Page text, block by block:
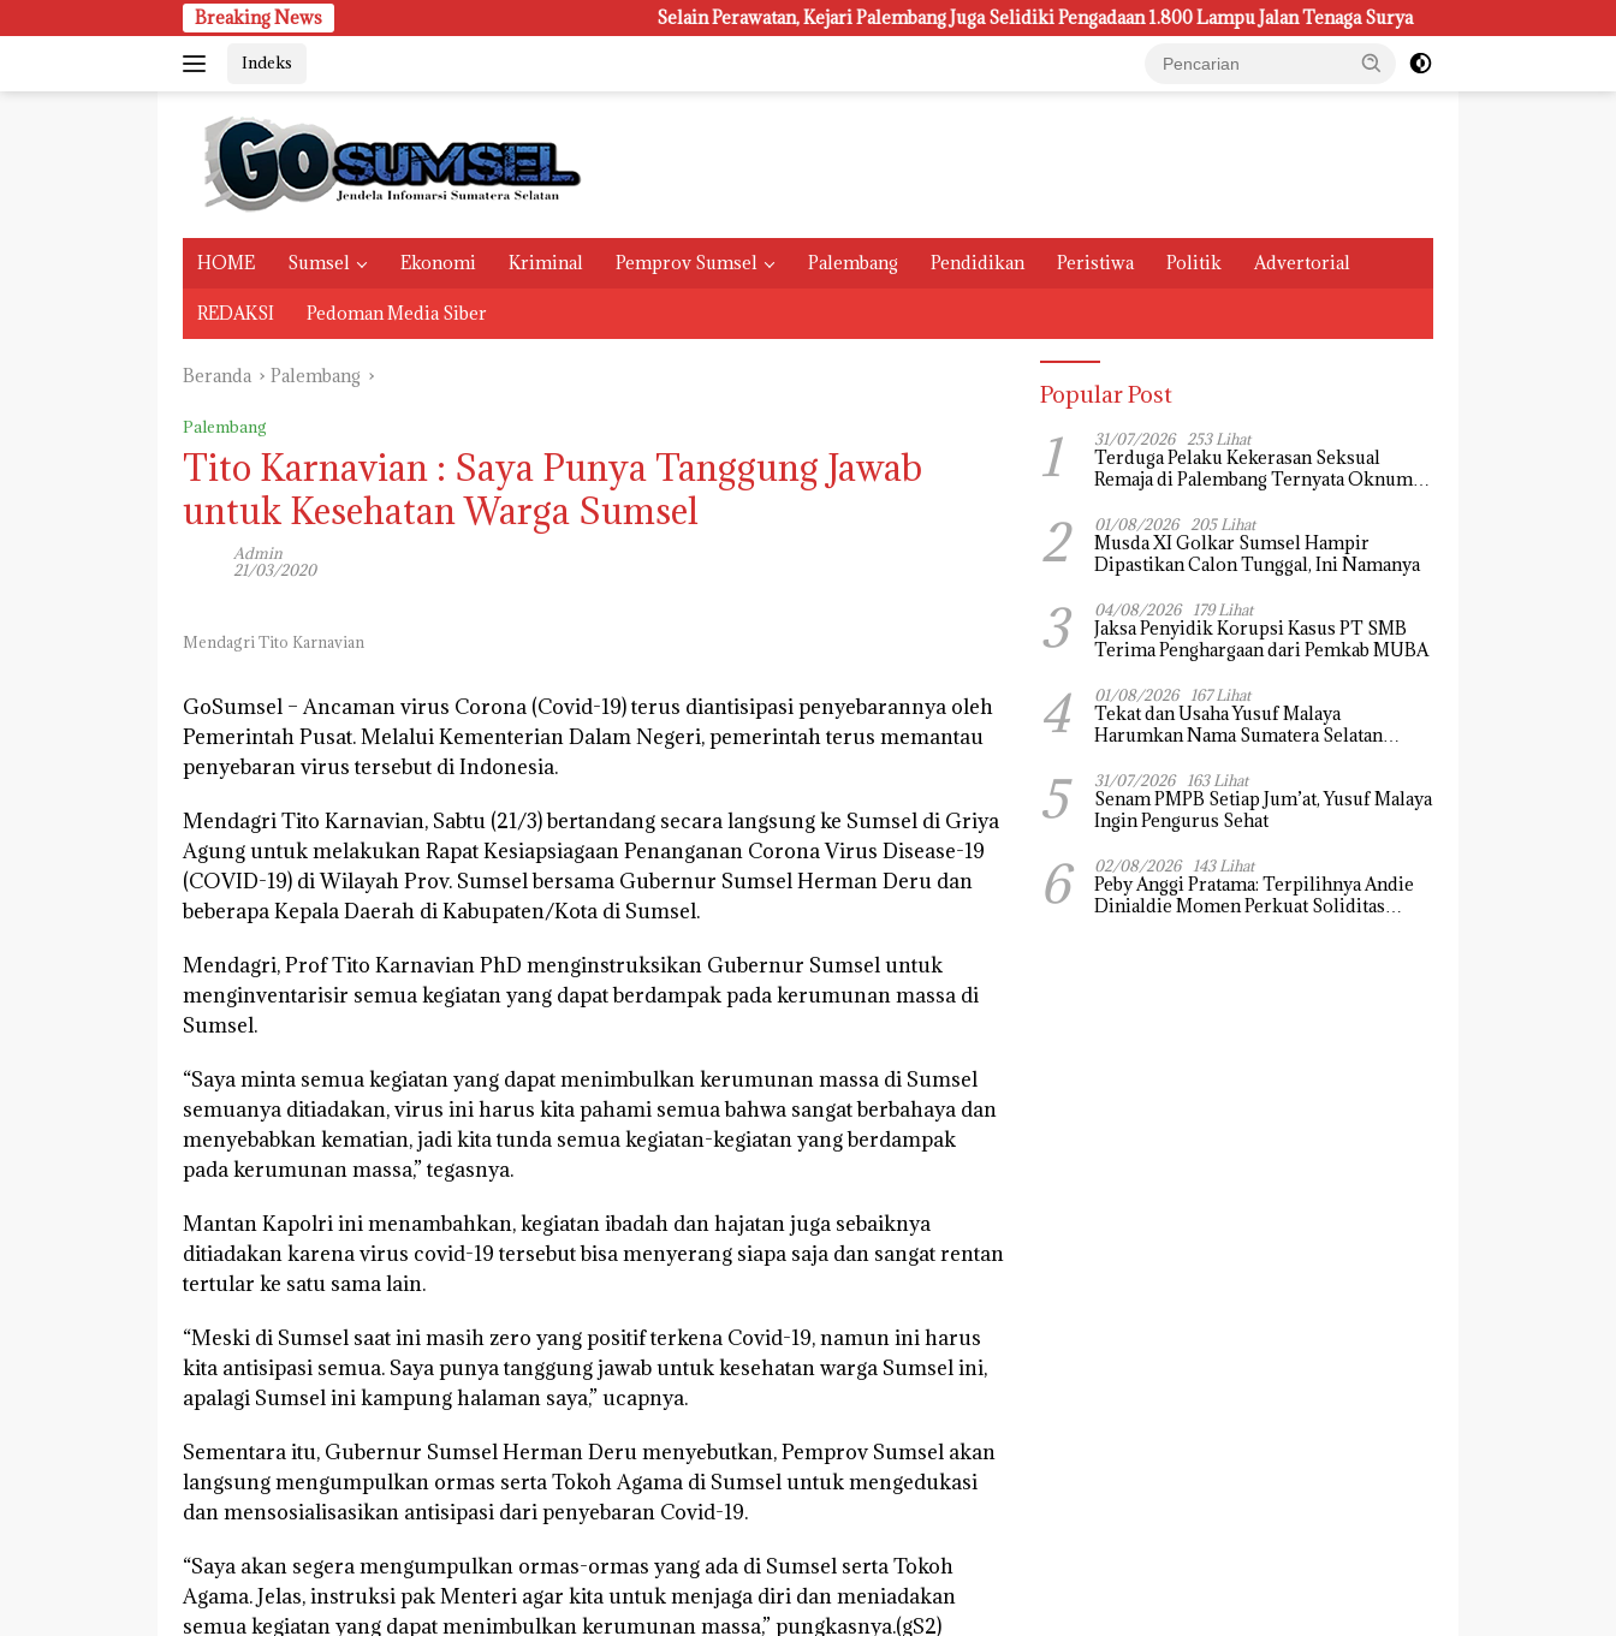
ke
Breaking News Selain Perawatan, Kejari Palembang Juga Selidiki Pengadaan 1.800 Lampu Jalan Tenaga Surya Kasus Pemeliharaan
Indeks
HOME Sumsel Ekonomi Kriminal Pemprov Sumsel Palembang Pendidikan Peristiwa Politik Advertorial
REDAKSI Pedoman Media Siber
Beranda Palembang
Palembang
Tito Karnavian : Saya Punya Tanggung Jawab
untuk Kesehatan Warga Sumsel
Admin
21/03/2020
Mendagri Tito Karnavian
GoSumsel –Ancaman virus Corona (Covid-19) terus diantisipasi penyebarannya oleh
Pemerintah Pusat. Melalui Kementerian Dalam Negeri, pemerintah terus memantau
penyebaran virus tersebut di Indonesia.
Mendagri Tito Karnavian, Sabtu (21/3) bertandang secara langsung ke Sumsel di Griya
Agung untuk melakukan Rapat Kesiapsiagaan Penanganan Corona Virus Disease-19
(COVID-19) di Wilayah Prov. Sumsel bersama Gubernur Sumsel Herman Deru dan
beberapa Kepala Daerah di Kabupaten/Kota di Sumsel.
Mendagri, Prof Tito Karnavian PhD menginstruksikan Gubernur Sumsel untuk
menginventarisir semua kegiatan yang dapat berdampak pada kerumunan massa di
Sumsel.
“Saya minta semua kegiatan yang dapat menimbulkan kerumunan massa di Sumsel
semuanya ditiadakan, virus ini harus kita pahami semua bahwa sangat berbahaya dan
menyebabkan kematian, jadi kita tunda semua kegiatan-kegiatan yang berdampak
pada kerumunan massa,” tegasnya.
Mantan Kapolri ini menambahkan, kegiatan ibadah dan hajatan juga sebaiknya
ditiadakan karena virus covid-19 tersebut bisa menyerang siapa saja dan sangat rentan
tertular ke satu sama lain.
“Meski di Sumsel saat ini masih zero yang positif terkena Covid-19, namun ini harus
kita antisipasi semua. Saya punya tanggung jawab untuk kesehatan warga Sumsel ini,
apalagi Sumsel ini kampung halaman saya,” ucapnya.
Sementara itu, Gubernur Sumsel Herman Deru menyebutkan, Pemprov Sumsel akan
langsung mengumpulkan ormas serta Tokoh Agama di Sumsel untuk mengedukasi
dan mensosialisasikan antisipasi dari penyebaran Covid-19.
“Saya akan segera mengumpulkan ormas-ormas yang ada di Sumsel serta Tokoh
Agama. Jelas, instruksi pak Menteri agar kita untuk menjaga diri dan meniadakan
semua kegiatan yang dapat menimbulkan kerumunan massa,” pungkasnya.(gS2)
Popular Post
1 31/07/2026 253 Lihat
Terduga Pelaku Kekerasan Seksual
Remaja di Palembang Ternyata Oknum
2 01/08/2026 205 Lihat
Musda XI Golkar Sumsel Hampir
Dipastikan Calon Tunggal, Ini Namanya
3 04/08/2026 179 Lihat
Jaksa Penyidik Korupsi Kasus PT SMB
Terima Penghargaan dari Pemkab MUBA
4 01/08/2026 167 Lihat
Tekat dan Usaha Yusuf Malaya
Harumkan Nama Sumatera Selatan
5 31/07/2026 163 Lihat
Senam PMPB Setiap Jum’at, Yusuf Malaya
Ingin Pengurus Sehat
6 02/08/2026 143 Lihat
Peby Anggi Pratama: Terpilihnya Andie
Dinialdie Momen Perkuat Soliditas